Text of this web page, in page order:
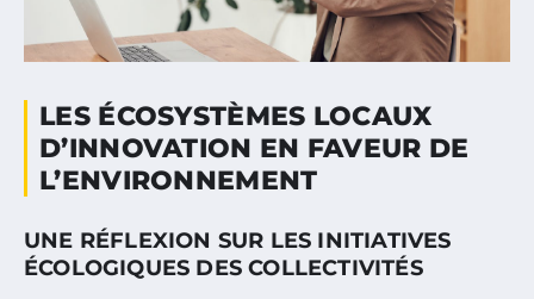
LES ÉCOSYSTÈMES LOCAUX
D’INNOVATION EN FAVEUR DE
L’ENVIRONNEMENT
UNE RÉFLEXION SUR LES INITIATIVES
ÉCOLOGIQUES DES COLLECTIVITÉS